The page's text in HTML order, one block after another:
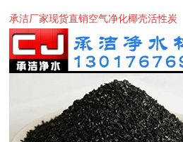
承洁厂家现货直销空气净化椰壳活性炭